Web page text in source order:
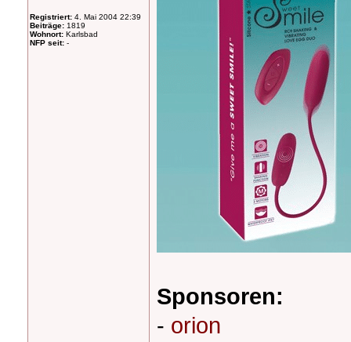
Registriert: 4. Mai 2004 22:39
Beiträge: 1819
Wohnort: Karlsbad
NFP seit: -
Sponsoren:
- orion